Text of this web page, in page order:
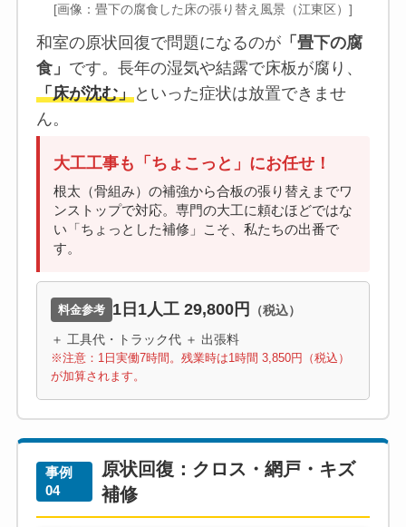
[画像：畳下の腐食した床の張り替え風景（江東区）]
和室の原状回復で問題になるのが「畳下の腐
食」 です。長年の湿気や結露で床板が腐り、
「床が沈む」といった症状は放置できませ
ん。
大工工事も「ちょこっと」にお任せ！
根太（骨組み）の補強から合板の張り替えまでワ
ンストップで対応。専門の大工に頼むほどではな
い「ちょっとした補修」こそ、私たちの出番で
す。
料金参考 1日1人工 29,800円 （税込）
＋ 工具代・トラック代 ＋ 出張料
※注意：1日実働7時間。残業時は1時間 3,850円（税込）
が加算されます。
事例
04
原状回復：クロス・網戸・キズ
補修